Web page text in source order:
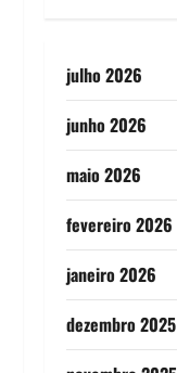
julho 2026
junho 2026
maio 2026
fevereiro 2026
janeiro 2026
dezembro 2025